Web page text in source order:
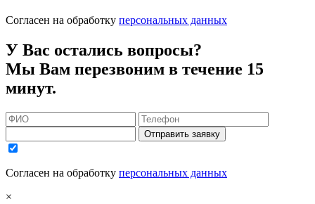
Согласен на обработку персональных данных
У Вас остались вопросы?
Мы Вам перезвоним в течение 15
минут.
Отправить заявку
Согласен на обработку персональных данных
×